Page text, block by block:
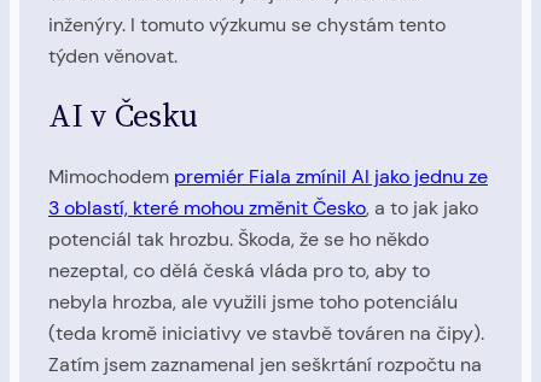
inženýry. I tomuto výzkumu se chystám tento
týden věnovat.
AI v Česku
Mimochodem premiér Fiala zmínil AI jako jednu ze
3 oblastí, které mohou změnit Česko, a to jak jako
potenciál tak hrozbu. Škoda, že se ho někdo
nezeptal, co dělá česká vláda pro to, aby to
nebyla hrozba, ale využili jsme toho potenciálu
(teda kromě iniciativy ve stavbě továren na čipy).
Zatím jsem zaznamenal jen seškrtání rozpočtu na